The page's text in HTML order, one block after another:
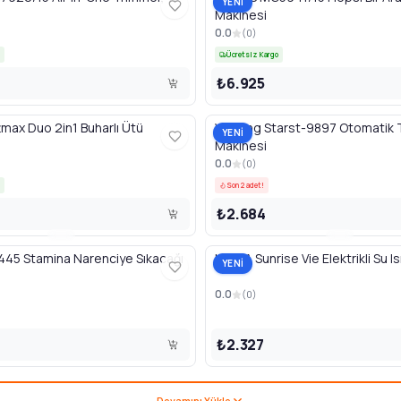
Makinesi
0.0 (0)
Ücretsiz Kargo
₺6.925
Duo 2in1 Buharlı Ütü YENİ
Winning Starst-9897 Otomatik
Makinesi
0.0 (0)
Son 2 adet!
₺2.684
Stamina Narenciye Sıkacağı YENİ
UFESA Sunrise Vie Elektrikli Su
0.0 (0)
₺2.327